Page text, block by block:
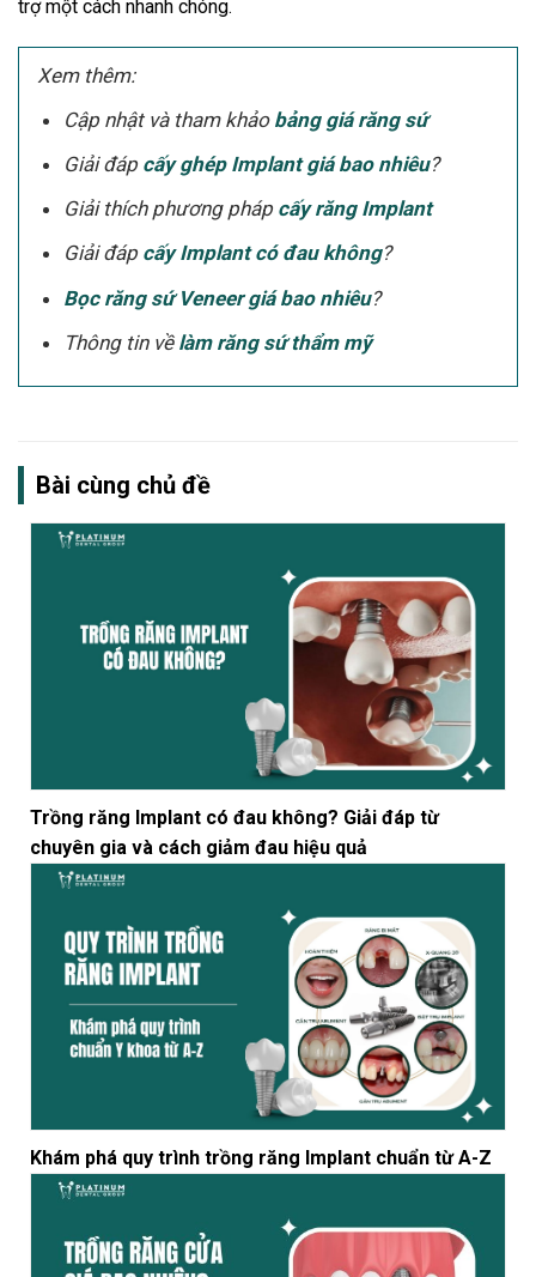
trợ một cách nhanh chóng.
Xem thêm:
Cập nhật và tham khảo bảng giá răng sứ
Giải đáp cấy ghép Implant giá bao nhiêu?
Giải thích phương pháp cấy răng Implant
Giải đáp cấy Implant có đau không?
Bọc răng sứ Veneer giá bao nhiêu?
Thông tin về làm răng sứ thẩm mỹ
Bài cùng chủ đề
Trồng răng Implant có đau không? Giải đáp từ
chuyên gia và cách giảm đau hiệu quả
Khám phá quy trình trồng răng Implant chuẩn từ A-Z